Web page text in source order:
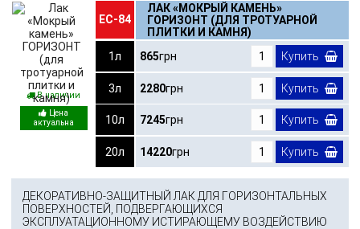
В наличии
ЕС-84
ЛАК «МОКРЫЙ КАМЕНЬ»
ГОРИЗОНТ (ДЛЯ ТРОТУАРНОЙ
ПЛИТКИ И КАМНЯ)
1л
865грн Купить
3л 2280грн Купить
10л 7245грн Купить
20л 14220грн Купить
ДЕКОРАТИВНО-ЗАЩИТНЫЙ ЛАК ДЛЯ ГОРИЗОНТАЛЬНЫХ
ПОВЕРХНОСТЕЙ, ПОДВЕРГАЮЩИХСЯ
ЭКСПЛУАТАЦИОННОМУ ИСТИРАЮЩЕМУ ВОЗДЕЙСТВИЮ